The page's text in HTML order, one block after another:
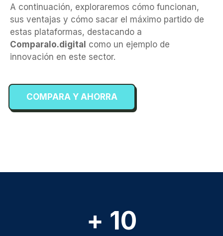
A continuación, exploraremos cómo funcionan,
sus ventajas y cómo sacar el máximo partido de
estas plataformas, destacando a
Comparalo.digital como un ejemplo de
innovación en este sector.
COMPARA Y AHORRA
+ 10